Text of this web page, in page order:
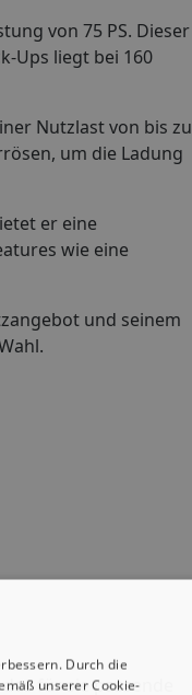
von 75 PS. Dieser
Ups liegt bei 160
Nutzlast von bis zu
um die Ladung
er eine
wie eine
und seinem
für sie passende
Durch die
unserer Cookie-